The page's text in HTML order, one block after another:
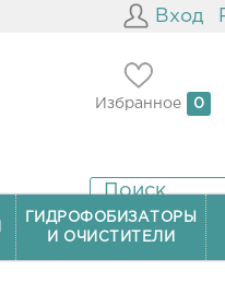
Вход
Избранное 0
ГИДРОФОБИЗАТОРЫ
И ОЧИСТИТЕЛИ